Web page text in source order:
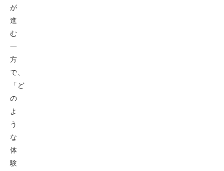
が
進
む
一
方
で、
「ど
の
よ
う
な
体
験